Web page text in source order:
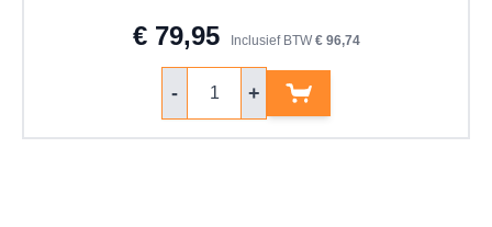
€ 79,95 Inclusief BTW € 96,74
- +